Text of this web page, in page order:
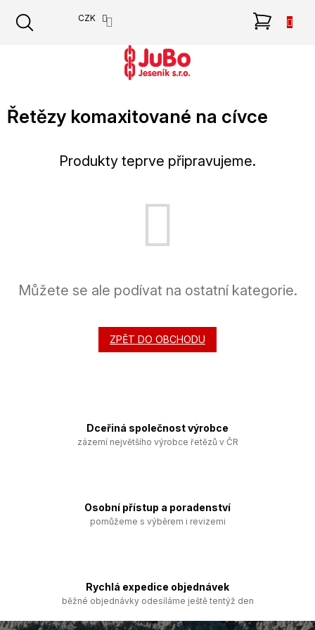
obsah
CZK
Řetězy komaxitované na cívce
Produkty teprve připravujeme.
Můžete se ale podívat na ostatní kategorie.
ZPĚT DO OBCHODU
Dceřiná společnost výrobce
zázemí největšího výrobce řetězů v ČR
Osobní přístup a poradenství
pomůžeme s výběrem i revizemi
Rychlá expedice objednávek
běžné objednávky odesíláme ještě tentýž den